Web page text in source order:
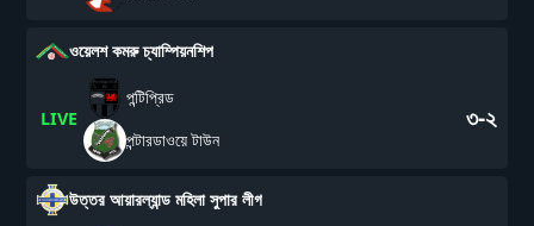
ওয়েলশ কমরু চ্যাম্পিয়নশিপ
LIVE
পন্টিপ্রিড
পন্টারডাওয়ে টাউন
৩-২
উত্তর আয়ারল্যান্ড মহিলা সুপার লীগ